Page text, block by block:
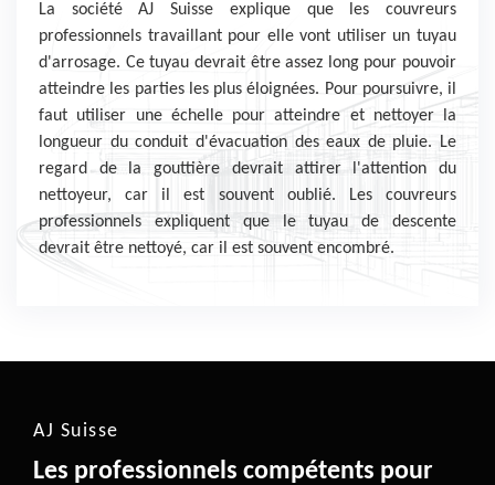
La société AJ Suisse explique que les couvreurs
professionnels travaillant pour elle vont utiliser un tuyau
d'arrosage. Ce tuyau devrait être assez long pour pouvoir
atteindre les parties les plus éloignées. Pour poursuivre, il
faut utiliser une échelle pour atteindre et nettoyer la
longueur du conduit d'évacuation des eaux de pluie. Le
regard de la gouttière devrait attirer l'attention du
nettoyeur, car il est souvent oublié. Les couvreurs
professionnels expliquent que le tuyau de descente
devrait être nettoyé, car il est souvent encombré.
AJ Suisse
Les professionnels compétents pour